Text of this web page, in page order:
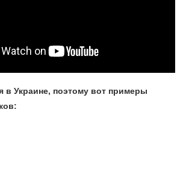
в Украине, поэтому вот примеры